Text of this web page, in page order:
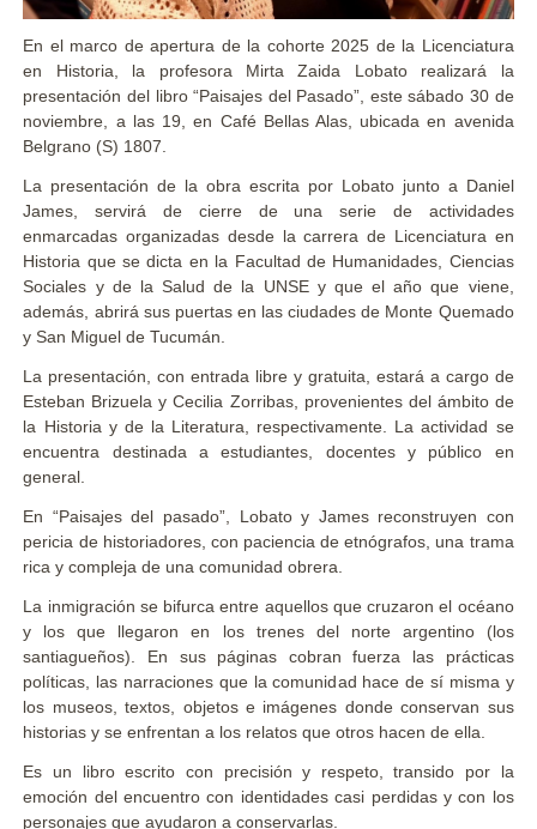
En el marco de apertura de la cohorte 2025 de la Licenciatura
en Historia, la profesora Mirta Zaida Lobato realizará la
presentación del libro “Paisajes del Pasado”, este sábado 30 de
noviembre, a las 19, en Café Bellas Alas, ubicada en avenida
Belgrano (S) 1807.
La presentación de la obra escrita por Lobato junto a Daniel
James, servirá de cierre de una serie de actividades
enmarcadas organizadas desde la carrera de Licenciatura en
Historia que se dicta en la Facultad de Humanidades, Ciencias
Sociales y de la Salud de la UNSE y que el año que viene,
además, abrirá sus puertas en las ciudades de Monte Quemado
y San Miguel de Tucumán.
La presentación, con entrada libre y gratuita, estará a cargo de
Esteban Brizuela y Cecilia Zorribas, provenientes del ámbito de
la Historia y de la Literatura, respectivamente. La actividad se
encuentra destinada a estudiantes, docentes y público en
general.
En “Paisajes del pasado”, Lobato y James reconstruyen con
pericia de historiadores, con paciencia de etnógrafos, una trama
rica y compleja de una comunidad obrera.
La inmigración se bifurca entre aquellos que cruzaron el océano
y los que llegaron en los trenes del norte argentino (los
santiagueños). En sus páginas cobran fuerza las prácticas
políticas, las narraciones que la comunidad hace de sí misma y
los museos, textos, objetos e imágenes donde conservan sus
historias y se enfrentan a los relatos que otros hacen de ella.
Es un libro escrito con precisión y respeto, transido por la
emoción del encuentro con identidades casi perdidas y con los
personajes que ayudaron a conservarlas.